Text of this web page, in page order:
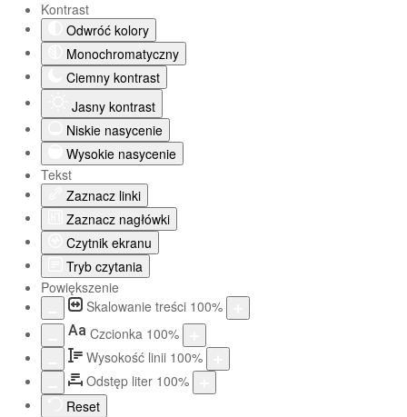
Kontrast
Odwróć kolory
Monochromatyczny
Ciemny kontrast
Jasny kontrast
Niskie nasycenie
Wysokie nasycenie
Tekst
Zaznacz linki
Zaznacz nagłówki
Czytnik ekranu
Tryb czytania
Powiększenie
Skalowanie treści 100%
Aa Czcionka 100%
Wysokość linii 100%
Odstęp liter 100%
Reset